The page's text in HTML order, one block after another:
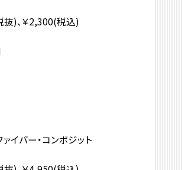
抜)、￥2,300(税込)
ァイバー・コンポジット